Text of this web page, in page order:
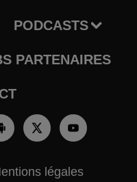
PODCASTS
PARTENAIRES
légales